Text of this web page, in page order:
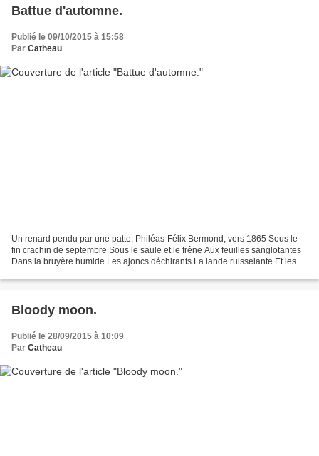
Battue d'automne.
Publié le 09/10/2015 à 15:58
Par Catheau
Un renard pendu par une patte, Philéas-Félix Bermond, vers 1865 Sous le
fin crachin de septembre Sous le saule et le frêne Aux feuilles sanglotantes
Dans la bruyère humide Les ajoncs déchirants La lande ruisselante Et les
Bloody moon.
Publié le 28/09/2015 à 10:09
Par Catheau